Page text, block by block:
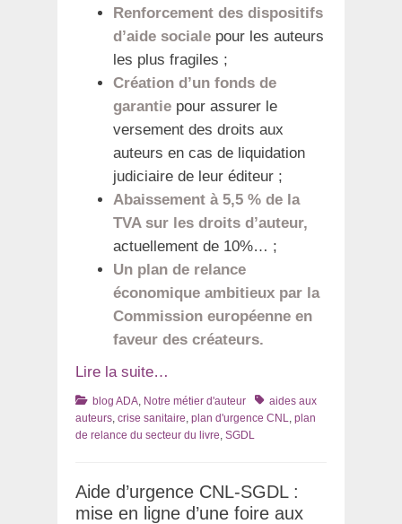
Renforcement des dispositifs
d’aide sociale pour les auteurs
les plus fragiles ;
Création d’un fonds de
garantie pour assurer le
versement des droits aux
auteurs en cas de liquidation
judiciaire de leur éditeur ;
Abaissement à 5,5 % de la
TVA sur les droits d’auteur,
actuellement de 10%… ;
Un plan de relance
économique ambitieux par la
Commission européenne en
faveur des créateurs.
Lire la suite…
Catégories
blog ADA, Notre métier d'auteur Tagsaides aux
auteurs, crise sanitaire, plan d'urgence CNL, plan
de relance du secteur du livre, SGDL
Aide d’urgence CNL-SGDL :
mise en ligne d’une foire aux